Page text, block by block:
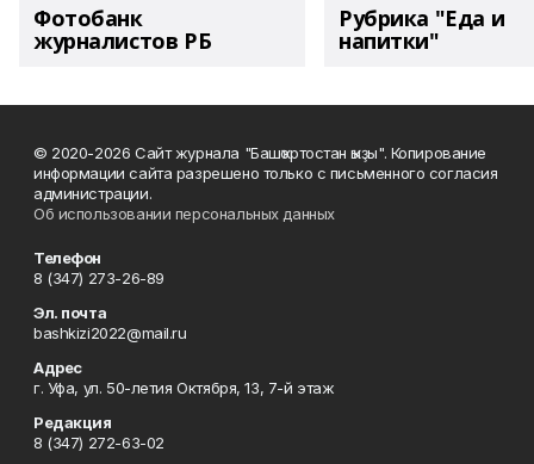
Фотобанк
журналистов РБ
Рубрика "Еда и
напитки"
© 2020-2026 Сайт журнала "Башҡортостан ҡыҙы". Копирование
информации сайта разрешено только с письменного согласия
администрации.
Об использовании персональных данных
Телефон
8 (347) 273-26-89
Эл. почта
bashkizi2022@mail.ru
Адрес
г. Уфа, ул. 50-летия Октября, 13, 7-й этаж
Редакция
8 (347) 272-63-02